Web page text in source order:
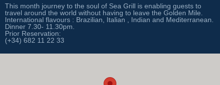
This month journey to the soul of Sea Grill is enabling guests to
travel around the world without having to leave the Golden Mile.
International flavours : Brazilian, Italian , Indian and Mediterranean.
Dinner 7.30- 11.30pm.
Prior Reservation:
(+34) 682 11 22 33